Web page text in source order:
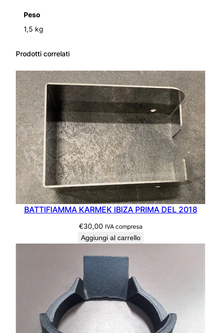
.
I
A
N
C
O
q
u
a
n
t
i
t
à
Peso
1,5 kg
Prodotti correlati
BATTIFIAMMA KARMEK IBIZA PRIMA DEL 2018
€30,00 IVA compresa
Aggiungi al carrello